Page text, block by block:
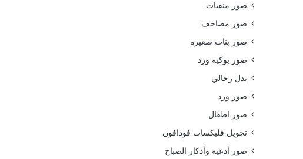
صور منقبات
صور مصاحف
صور بنات صغيره
صور بوكيه ورد
بدل رجالي
صور ورد
صور اطفال
تحويل فليكسات فودافون
صور أدعية وأذكار الصباح